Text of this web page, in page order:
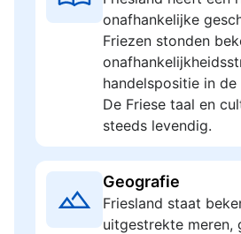
onafhankelijke
Friezen stonden
handelspositie in de
De Friese taal en
steeds levendig.
Geografie
Friesland staat
uitgestrekte meren,